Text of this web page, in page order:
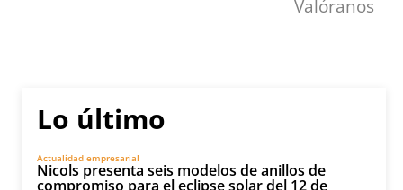
Valóranos
Lo último
Actualidad empresarial
Nicols presenta seis modelos de anillos de
compromiso para el eclipse solar del 12 de